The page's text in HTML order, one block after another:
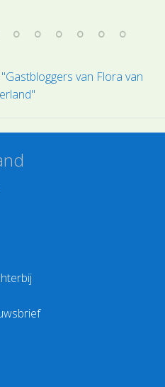
van de Kuifhaarmuts,
van Flora van